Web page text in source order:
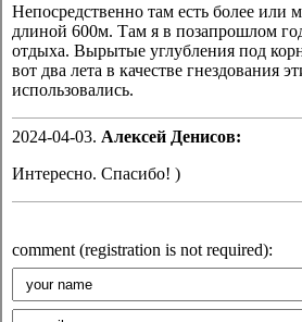
Непосредственно там есть более или
длиной 600м. Там я в позапрошлом
отдыха. Вырытые углубления под
вот два лета в качестве гнездования
использовались.
2024-04-03. Алексей Денисов:
Интересно. Спасибо! )
comment (registration is not required):